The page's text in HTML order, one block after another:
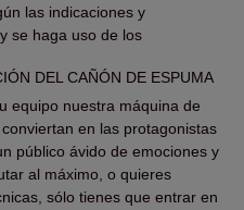
las indicaciones y
se haga uso de los
DEL CAÑÓN DE ESPUMA
equipo nuestra máquina de
en las protagonistas
público ávido de emociones y
al máximo, o quieres
sólo tienes que entrar en